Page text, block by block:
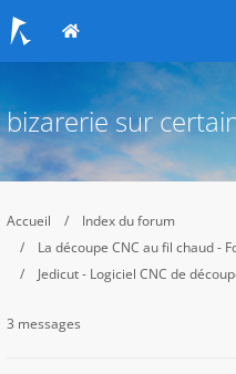
bizarerie sur
Accueil
Index du forum
La découpe CNC au fil chaud -
Jedicut - Logiciel CNC de
3 messages